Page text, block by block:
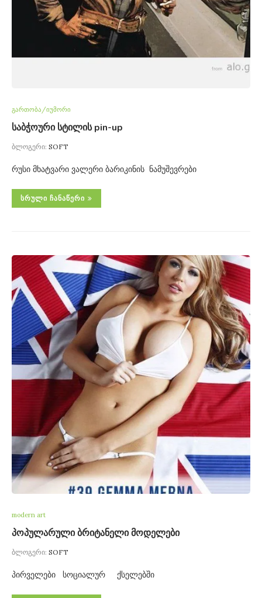
გართობა/იუმორი
საბჭოური სტილის pin-up
ბლოგერი: SOFT
რუსი მხატვარი ვალერი ბარიკინის ნამუშევრები
ᲡᲠᲣᲚᲘ ᲩᲐᲜᲐᲬᲔᲠᲘ
modern art
პოპულარული ბრიტანელი მოდელები
ბლოგერი: SOFT
პირველები სოციალურ ქსელებში